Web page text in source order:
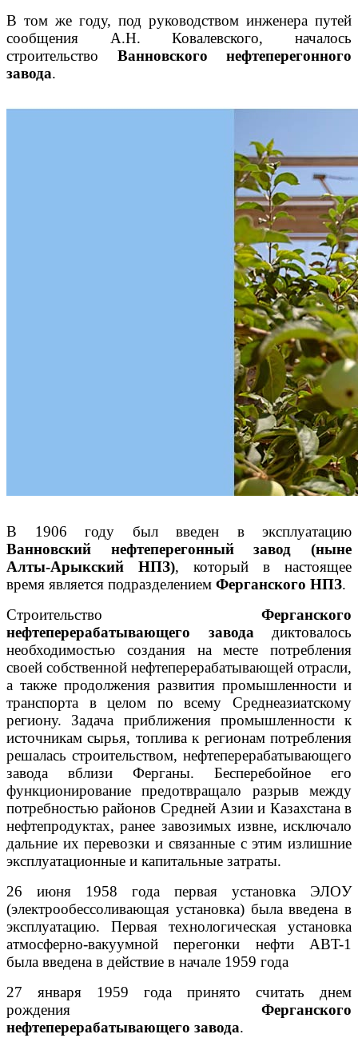
В том же году, под руководством инженера путей
сообщения А.Н. Ковалевского, началось
строительство Ванновского нефтеперегонного
завода.
В 1906 году был введен в эксплуатацию
Ванновский нефтеперегонный завод (ныне
Алты-Арыкский НПЗ), который в настоящее
время является подразделением Ферганского НПЗ.
Строительство Ферганского
нефтеперерабатывающего заводадиктовалось
необходимостью создания на месте потребления
своей собственной нефтеперерабатывающей отрасли,
а также продолжения развития промышленности и
транспорта в целом по всему Среднеазиатскому
региону. Задача приближения промышленности к
источникам сырья, топлива к регионам потребления
решалась строительством, нефтеперерабатывающего
завода вблизи Ферганы. Бесперебойное его
функционирование предотвращало разрыв между
потребностью районов Средней Азии и Казахстана в
нефтепродуктах, ранее завозимых извне, исключало
дальние их перевозки и связанные c этим излишние
эксплуатационные и капитальные затраты.
26 июня 1958 года первая установка ЭЛOУ
(электрообессоливающая установка) была введена в
эксплуатацию. Первая технологическая установка
атмосферно-вакуумной перегонки нефти ABT-1
была введена в действие в начале 1959 года
27 января 1959 года принято считать днем
рождения Ферганского
нефтеперерабатывающего завода.